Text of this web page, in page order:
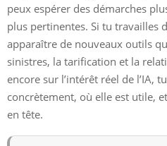
peux espérer des démarches
plus pertinentes. Si tu travailles
apparaître de nouveaux outils
sinistres, la tarification et la
encore sur l’intérêt réel de l’IA,
concrètement, où elle est utile,
en tête.